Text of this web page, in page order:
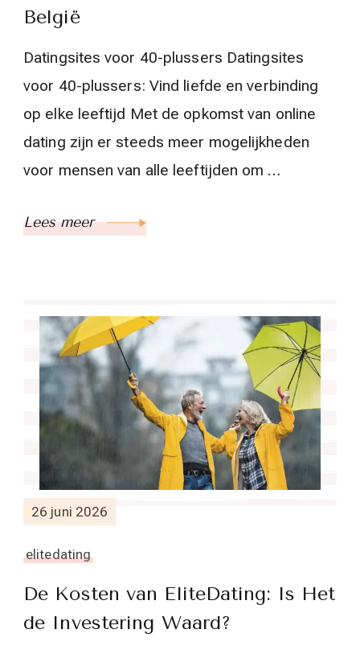
België
Datingsites voor 40-plussers Datingsites
voor 40-plussers: Vind liefde en verbinding
op elke leeftijd Met de opkomst van online
dating zijn er steeds meer mogelijkheden
voor mensen van alle leeftijden om …
Lees meer
26 juni 2026
elitedating
De Kosten van EliteDating: Is Het
de Investering Waard?